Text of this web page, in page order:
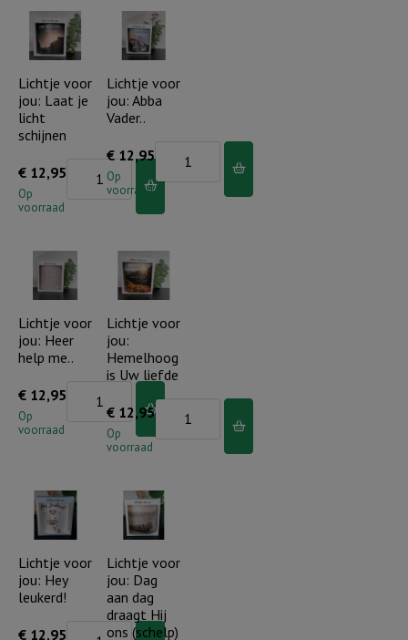
wens
je..
aantal
dit
huis
met
Uw
Lichtje voor
jou: Laat je
licht
schijnen
€ 12,95
Op
voorraad
je
licht
schijnen
aantal
Lichtje voor
jou: Abba
Vader..
€ 12,95
Op
voorraad
voor
Vader..
aantal
Lichtje voor
jou: Heer
help me..
€ 12,95
Op
voorraad
Lichtje
help
me..
aantal
Lichtje voor
jou:
Hemelhoog
is Uw liefde
€ 12,95
Op
voorraad
Lichtje
voor
is
Uw
liefde
aantal
Lichtje voor
jou: Hey
leukerd!
€ 12,95 Lichtje
Lichtje voor
jou: Dag
aan dag
draagt Hij
ons (schelp)